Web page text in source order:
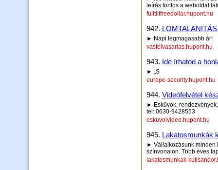
leírás fontos a weboldal
fulltiltfreedollar.hupont.hu
942.
► Napi legmagasabb ár!
vasfelvasarlas.hupont.hu
943. Ide írhatod a
► „S
europe-security.hupont.hu
944. Videófelvétel
► Esküvők,
tel: 0630-9428553
eskuvoivideo.hupont.hu
945. Lakatosmunkák
► Vállalkozásunk minden
színvonalon. Több éves
lakatosmunkak-